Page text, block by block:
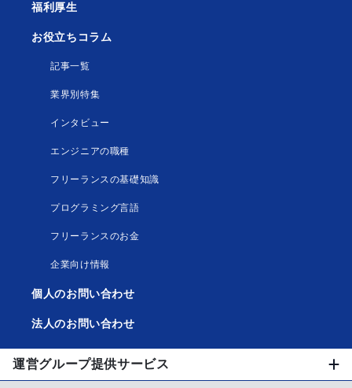
福利厚生
お役立ちコラム
記事一覧
業界別特集
インタビュー
エンジニアの職種
フリーランスの基礎知識
プログラミング言語
フリーランスのお金
企業向け情報
個人のお問い合わせ
法人のお問い合わせ
運営グループ提供サービス